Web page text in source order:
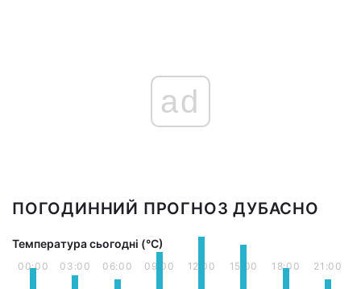
ad
ПОГОДИННИЙ ПРОГНОЗ ДУБАСНО
Температура сьогодні (°С)
00:00 03:00 06:00 09:00 12:00 15:00 18:00 21:00